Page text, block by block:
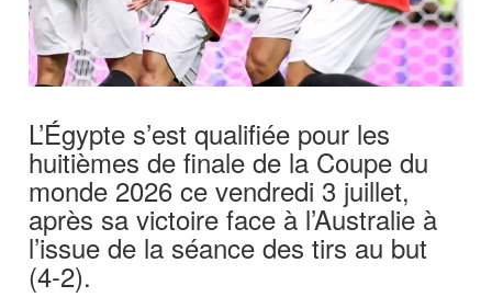
L’Égypte s’est qualifiée pour les
huitièmes de finale de la Coupe du
monde 2026 ce vendredi 3 juillet,
après sa victoire face à l’Australie à
l’issue de la séance des tirs au but
(4-2).